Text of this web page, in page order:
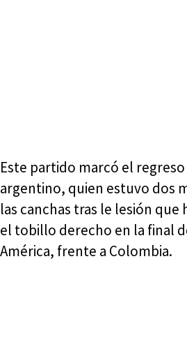
Este partido marcó el
argentino, quien estuvo dos
las canchas tras le lesión que
el tobillo derecho en la final
América, frente a Colombia.